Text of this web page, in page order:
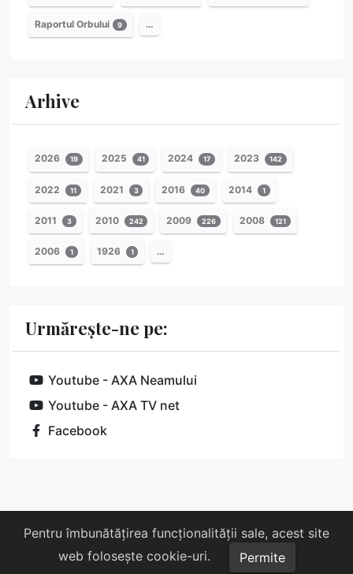
Raportul Orbului 9 …
Arhive
2026 19 2025 41 2024 17 2023 142
2022 11 2021 3 2016 40 2014 1
2011 3 2010 242 2009 226 2008 121
2006 1 1926 1 …
Urmărește-ne pe:
Youtube - AXA Neamului
Youtube - AXA TV net
Facebook
Despre noi Susține-ne
Contact
Copyright © 2026 AXA. Toate drepturile rezervate.
Pentru îmbunătățirea funcționalității sale, acest site
web folosește cookie-uri.
Permite